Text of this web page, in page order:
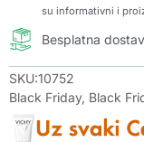
su informativni i
Besplatna
SKU:10752
Black Friday, Black